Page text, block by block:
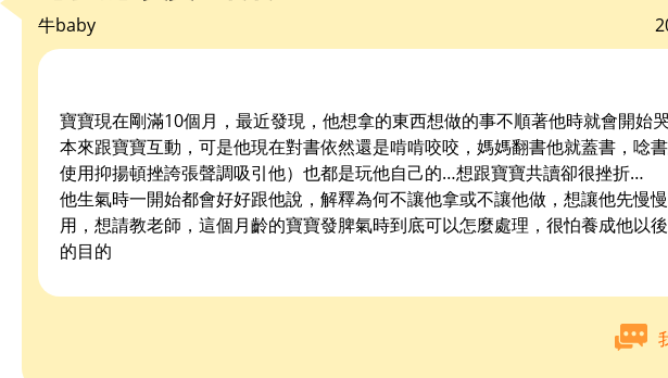
牛baby
寶寶現在剛滿10個月，最近發現，他想拿的東西想做的事不順著他時就會開始
本來跟寶寶互動，可是他現在對書依然還是啃啃咬咬，媽媽翻書他就蓋書，唸
使用抑揚頓挫誇張聲調吸引他）也都是玩他自己的…想跟寶寶共讀卻很挫折…
他生氣時一開始都會好好跟他說，解釋為何不讓他拿或不讓他做，想讓他先慢
用，想請教老師，這個月齡的寶寶發脾氣時到底可以怎麼處理，很怕養成他以
的目的